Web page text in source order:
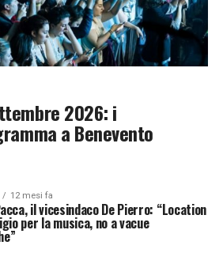
2026: i
a Benevento
12 mesi fa
il vicesindaco De Pierro: “Location
per la musica, no a vacue